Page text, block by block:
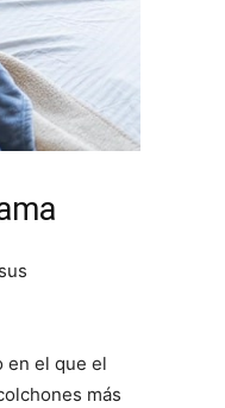
en el que el
más